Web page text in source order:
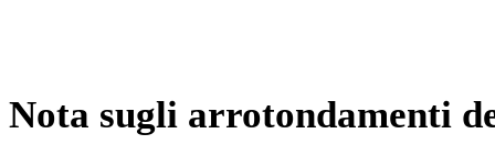
Nota sugli arrotondamenti